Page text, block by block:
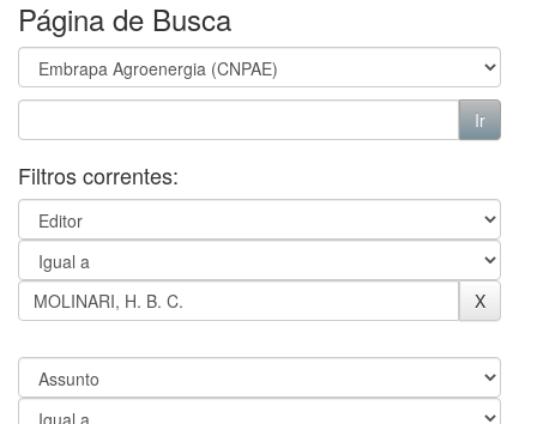
Página de Busca
Filtros correntes: